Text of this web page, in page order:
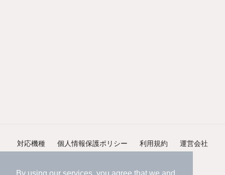
対応機種 個人情報保護ポリシー 利用規約 運営会社